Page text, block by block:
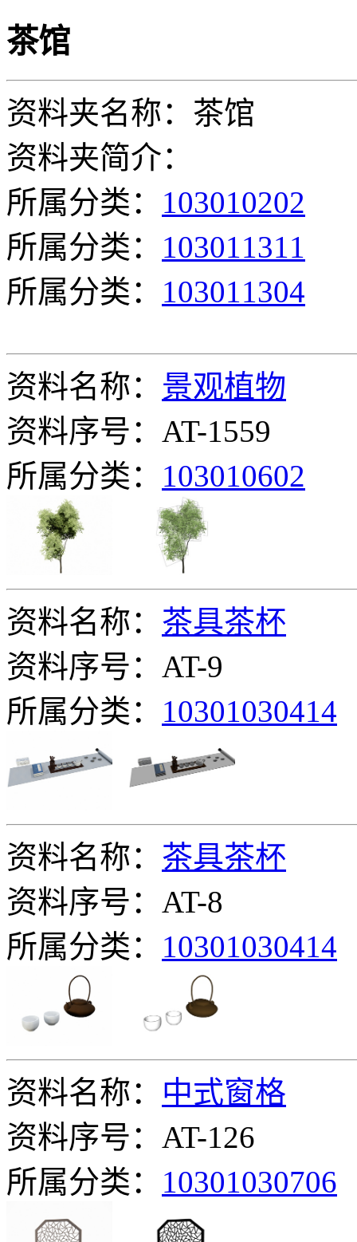
茶馆
资料夹名称：茶馆
资料夹简介：
所属分类： 103010202
所属分类： 103011311
所属分类： 103011304
资料名称： 景观植物
资料序号：AT-1559
所属分类： 103010602
资料名称： 茶具茶杯
资料序号：AT-9
所属分类： 10301030414
资料名称： 茶具茶杯
资料序号：AT-8
所属分类： 10301030414
资料名称： 中式窗格
资料序号：AT-126
所属分类： 10301030706